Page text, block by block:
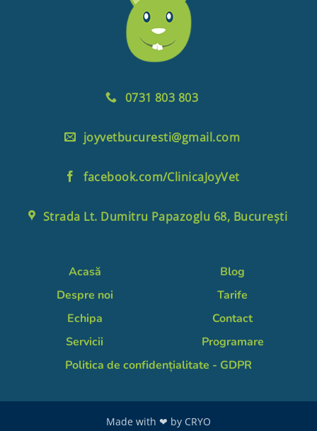
0731 803 803
joyvetbucuresti@gmail.com
facebook.com/ClinicaJoyVet
Strada Lt. Dumitru Papazoglu 68, București
Acasă
Despre noi
Echipa
Servicii
Blog
Tarife
Contact
Programare
Politica de confidențialitate - GDPR
Made with ❤ by CRYO